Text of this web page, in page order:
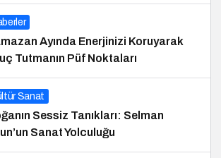
Ayında Enerjinizi Koruyarak
Tutmanın Püf Noktaları
Sanat
Sessiz Tanıkları: Selman
Sanat Yolculuğu